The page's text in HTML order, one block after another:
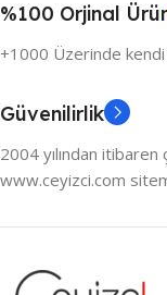
%100 Orjinal
+1000 Üzerinde kendi
Güvenilirlik
2004 yılından
www.ceyizci.com